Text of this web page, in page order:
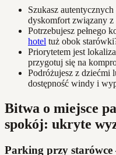
Szukasz
dyskomfort związany
Potrzebujesz pełnego
hotel tuż obok
Priorytetem jest
przygotuj się na
Podróżujesz z dziećmi
dostępność windy i
Bitwa o miejsce
spokój: ukryte
Parking przy starówce